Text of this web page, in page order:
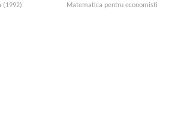
(1992)
Matematica pentru economisti